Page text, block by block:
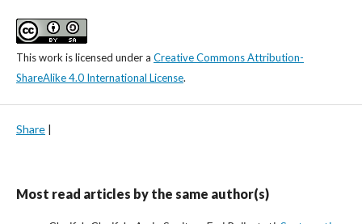
This work is licensed under a Creative Commons Attribution-
ShareAlike 4.0 International License.
Share |
Most read articles by the same author(s)